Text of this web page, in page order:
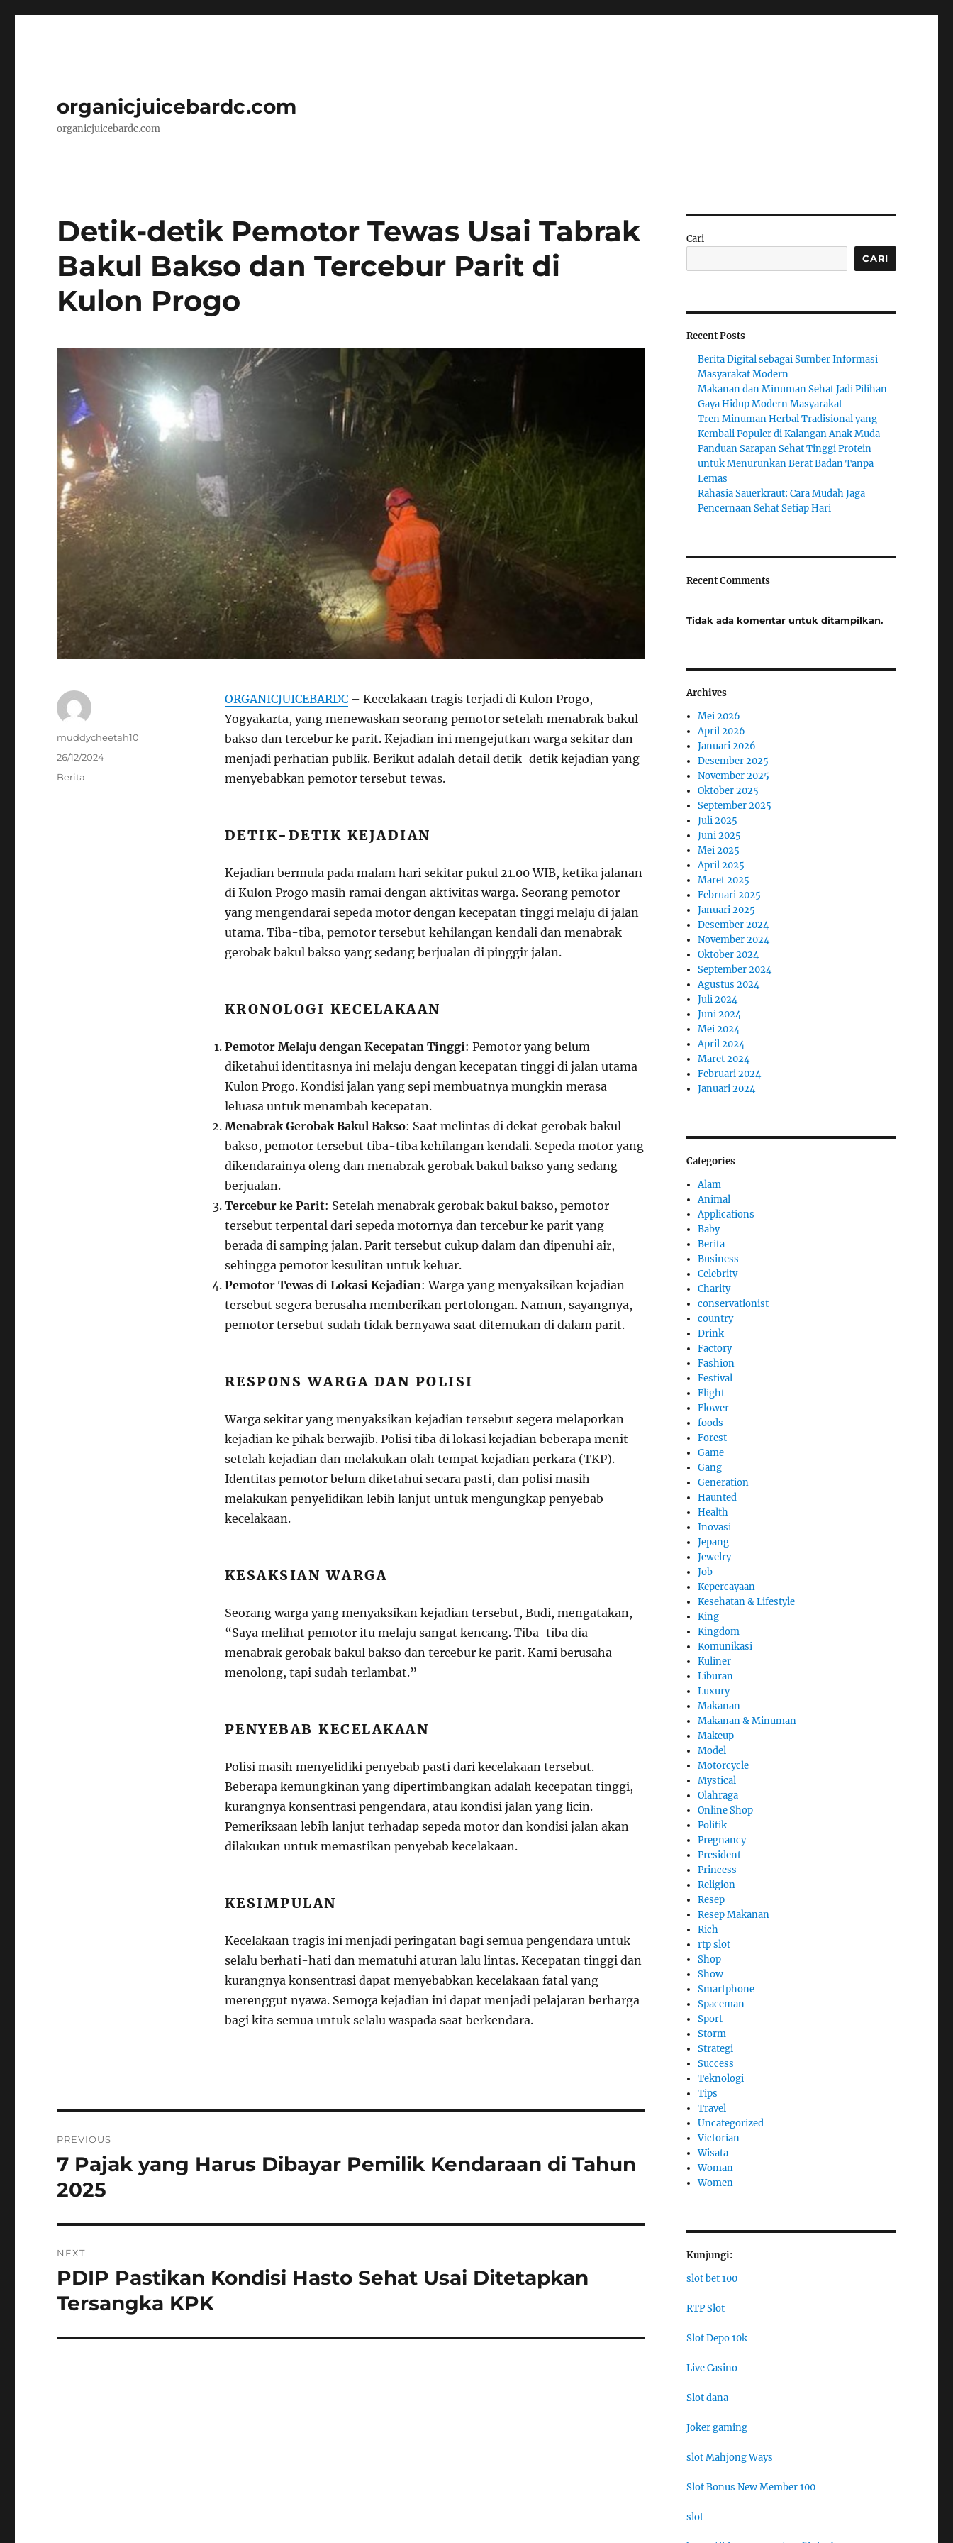
organicjuicebardc.com
organicjuicebardc.com
Detik-detik Pemotor Tewas Usai Tabrak
Bakul Bakso dan Tercebur Parit di
Kulon Progo
ORGANICJUICEBARDC– Kecelakaan tragis terjadi di Kulon Progo,
Yogyakarta, yang menewaskan seorang pemotor setelah menabrak bakul
bakso dan tercebur ke parit. Kejadian ini mengejutkan warga sekitar dan
menjadi perhatian publik. Berikut adalah detail detik-detik kejadian yang
menyebabkan pemotor tersebut tewas.
DETIK-DETIK KEJADIAN
Kejadian bermula pada malam hari sekitar pukul 21.00 WIB, ketika jalanan
di Kulon Progo masih ramai dengan aktivitas warga. Seorang pemotor
yang mengendarai sepeda motor dengan kecepatan tinggi melaju di jalan
utama. Tiba-tiba, pemotor tersebut kehilangan kendali dan menabrak
gerobak bakul bakso yang sedang berjualan di pinggir jalan.
KRONOLOGI KECELAKAAN
Pemotor Melaju dengan Kecepatan Tinggi: Pemotor yang belum
diketahui identitasnya ini melaju dengan kecepatan tinggi di jalan utama
Kulon Progo. Kondisi jalan yang sepi membuatnya mungkin merasa
leluasa untuk menambah kecepatan.
Menabrak Gerobak Bakul Bakso: Saat melintas di dekat gerobak bakul
bakso, pemotor tersebut tiba-tiba kehilangan kendali. Sepeda motor yang
dikendarainya oleng dan menabrak gerobak bakul bakso yang sedang
berjualan.
Tercebur ke Parit: Setelah menabrak gerobak bakul bakso, pemotor
tersebut terpental dari sepeda motornya dan tercebur ke parit yang
berada di samping jalan. Parit tersebut cukup dalam dan dipenuhi air,
sehingga pemotor kesulitan untuk keluar.
Pemotor Tewas di Lokasi Kejadian: Warga yang menyaksikan kejadian
tersebut segera berusaha memberikan pertolongan. Namun, sayangnya,
pemotor tersebut sudah tidak bernyawa saat ditemukan di dalam parit.
RESPONS WARGA DAN POLISI
Warga sekitar yang menyaksikan kejadian tersebut segera melaporkan
kejadian ke pihak berwajib. Polisi tiba di lokasi kejadian beberapa menit
setelah kejadian dan melakukan olah tempat kejadian perkara (TKP).
Identitas pemotor belum diketahui secara pasti, dan polisi masih
melakukan penyelidikan lebih lanjut untuk mengungkap penyebab
kecelakaan.
KESAKSIAN WARGA
Seorang warga yang menyaksikan kejadian tersebut, Budi, mengatakan,
“Saya melihat pemotor itu melaju sangat kencang. Tiba-tiba dia
menabrak gerobak bakul bakso dan tercebur ke parit. Kami berusaha
menolong, tapi sudah terlambat.”
PENYEBAB KECELAKAAN
Polisi masih menyelidiki penyebab pasti dari kecelakaan tersebut.
Beberapa kemungkinan yang dipertimbangkan adalah kecepatan tinggi,
kurangnya konsentrasi pengendara, atau kondisi jalan yang licin.
Pemeriksaan lebih lanjut terhadap sepeda motor dan kondisi jalan akan
dilakukan untuk memastikan penyebab kecelakaan.
KESIMPULAN
Kecelakaan tragis ini menjadi peringatan bagi semua pengendara untuk
selalu berhati-hati dan mematuhi aturan lalu lintas. Kecepatan tinggi dan
kurangnya konsentrasi dapat menyebabkan kecelakaan fatal yang
merenggut nyawa. Semoga kejadian ini dapat menjadi pelajaran berharga
bagi kita semua untuk selalu waspada saat berkendara.
Author
muddycheetah10
Posted
on
26/12/2024
Categories
Berita
pos
PREVIOUS
Previous
post:
7 Pajak yang Harus Dibayar Pemilik Kendaraan di Tahun
2025
NEXT
Next
post:
PDIP Pastikan Kondisi Hasto Sehat Usai Ditetapkan
Tersangka KPK
Cari
CARI
Recent Posts
Berita Digital sebagai Sumber Informasi
Masyarakat Modern
Makanan dan Minuman Sehat Jadi Pilihan
Gaya Hidup Modern Masyarakat
Tren Minuman Herbal Tradisional yang
Kembali Populer di Kalangan Anak Muda
Panduan Sarapan Sehat Tinggi Protein
untuk Menurunkan Berat Badan Tanpa
Lemas
Rahasia Sauerkraut: Cara Mudah Jaga
Pencernaan Sehat Setiap Hari
Recent Comments
Tidak ada komentar untuk ditampilkan.
Archives
Mei 2026
April 2026
Januari 2026
Desember 2025
November 2025
Oktober 2025
September 2025
Juli 2025
Juni 2025
Mei 2025
April 2025
Maret 2025
Februari 2025
Januari 2025
Desember 2024
November 2024
Oktober 2024
September 2024
Agustus 2024
Juli 2024
Juni 2024
Mei 2024
April 2024
Maret 2024
Februari 2024
Januari 2024
Categories
Alam
Animal
Applications
Baby
Berita
Business
Celebrity
Charity
conservationist
country
Drink
Factory
Fashion
Festival
Flight
Flower
foods
Forest
Game
Gang
Generation
Haunted
Health
Inovasi
Jepang
Jewelry
Job
Kepercayaan
Kesehatan & Lifestyle
King
Kingdom
Komunikasi
Kuliner
Liburan
Luxury
Makanan
Makanan & Minuman
Makeup
Model
Motorcycle
Mystical
Olahraga
Online Shop
Politik
Pregnancy
President
Princess
Religion
Resep
Resep Makanan
Rich
rtp slot
Shop
Show
Smartphone
Spaceman
Sport
Storm
Strategi
Success
Teknologi
Tips
Travel
Uncategorized
Victorian
Wisata
Woman
Women
Kunjungi:
slot bet 100
RTP Slot
Slot Depo 10k
Live Casino
Slot dana
Joker gaming
slot Mahjong Ways
Slot Bonus New Member 100
slot